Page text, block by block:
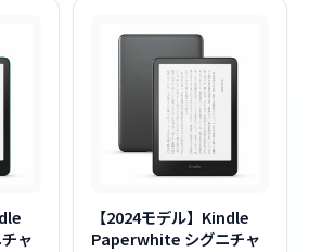
ャ
【2024モデル】Kindle
Paperwhite シグニチャ